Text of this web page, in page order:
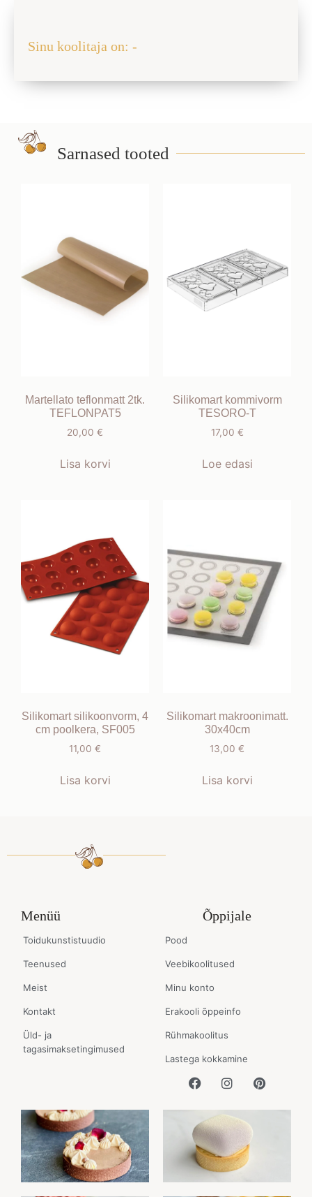
Sinu koolitaja on: -
Sarnased tooted
Martellato teflonmatt 2tk.
TEFLONPAT5
20,00 €
Lisa korvi
Silikomart kommivorm
TESORO-T
17,00 €
Loe edasi
Silikomart silikoonvorm, 4
cm poolkera, SF005
11,00 €
Lisa korvi
Silikomart makroonimatt.
30x40cm
13,00 €
Lisa korvi
Menüü
Toidukunstistuudio
Teenused
Meist
Kontakt
Üld- ja
tagasimaksetingimused
Õppijale
Pood
Veebikoolitused
Minu konto
Erakooli õppeinfo
Rühmakoolitus
Lastega kokkamine